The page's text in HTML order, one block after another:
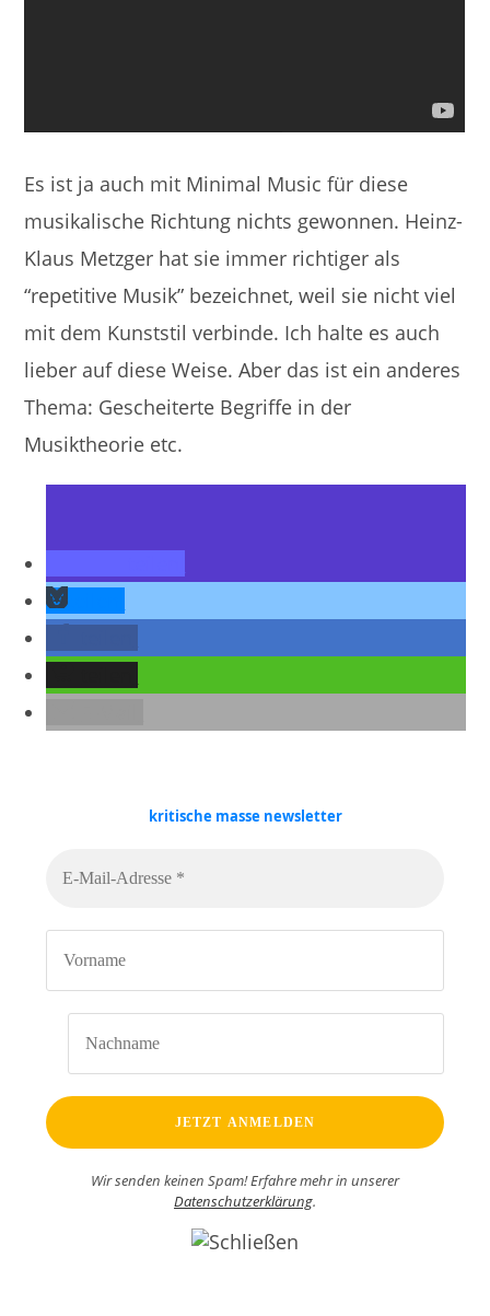
Es ist ja auch mit Minimal Music für diese
musikalische Richtung nichts gewonnen. Heinz-
Klaus Metzger hat sie immer richtiger als
“repetitive Musik” bezeichnet, weil sie nicht viel
mit dem Kunststil verbinde. Ich halte es auch
lieber auf diese Weise. Aber das ist ein anderes
Thema: Gescheiterte Begriffe in der
Musiktheorie etc.
kritische masse newsletter
Wir senden keinen Spam! Erfahre mehr in unserer
Datenschutzerklärung.